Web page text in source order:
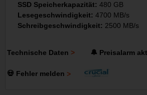
SSD Speicherkapazität: 480 GB
Lesegeschwindigkeit: 4700 MB/s
Schreibgeschwindigkeit: 2500 MB/s
Technische Daten 🔔 Preisalarm
💀 Fehler melden